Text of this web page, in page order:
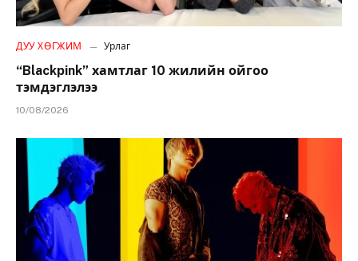
ДУУ ХӨГЖИМ Урлаг
“Blackpink” хамтлаг 10 жилийн ойгоо
тэмдэглэлээ
10/08/2026